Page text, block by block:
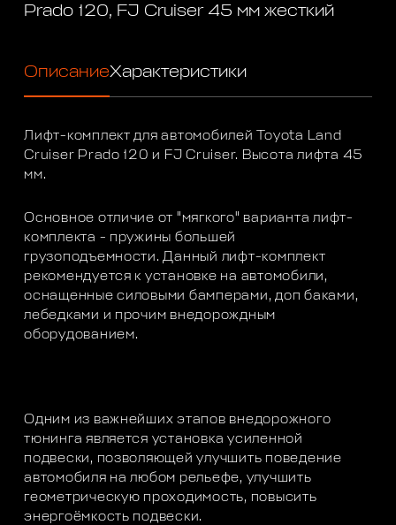
Prado 120, FJ Cruiser 45 мм жесткий
ОписаниеХарактеристики
Лифт-комплект для автомобилей Toyota Land
Cruiser Prado 120 и FJ Cruiser. Высота лифта 45
мм.
Основное отличие от "мягкого" варианта лифт-
комплекта - пружины большей
грузоподъемности. Данный лифт-комплект
рекомендуется к установке на автомобили,
оснащенные силовыми бамперами, доп баками,
лебедками и прочим внедорождным
оборудованием.
Одним из важнейших этапов внедорожного
тюнинга является установка усиленной
подвески, позволяющей улучшить поведение
автомобиля на любом рельефе, улучшить
геометрическую проходимость, повысить
энергоёмкость подвески.